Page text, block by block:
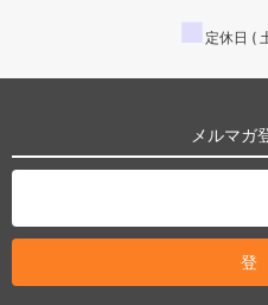
■ 定休日 (
メルマガ